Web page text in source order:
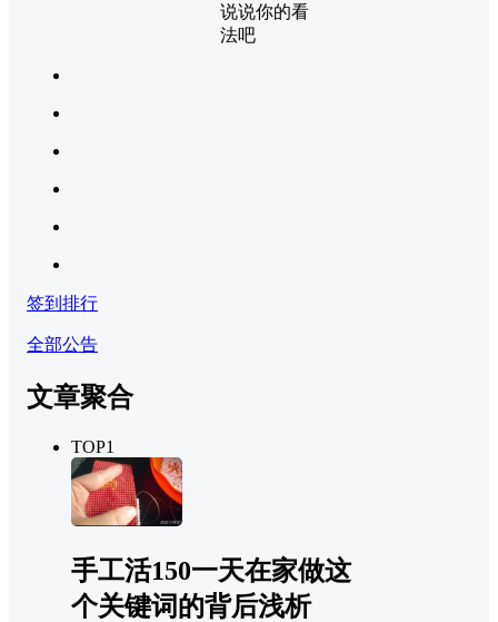
说说你的看
法吧
签到排行
全部公告
文章聚合
TOP1
手工活150一天在家做这
个关键词的背后浅析